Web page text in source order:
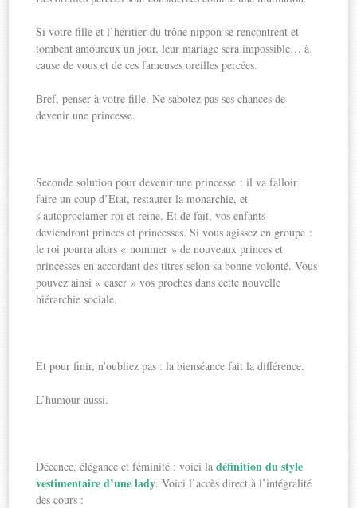
Si votre fille et l’héritier du trône nippon se rencontrent et
tombent amoureux un jour, leur mariage sera impossible… à
cause de vous et de ces fameuses oreilles percées.
Bref, penser à votre fille. Ne sabotez pas ses chances de
devenir une princesse.
Seconde solution pour devenir une princesse : il va falloir
faire un coup d’Etat, restaurer la monarchie, et
s’autoproclamer roi et reine. Et de fait, vos enfants
deviendront princes et princesses. Si vous agissez en groupe :
le roi pourra alors « nommer » de nouveaux princes et
princesses en accordant des titres selon sa bonne volonté. Vous
pouvez ainsi « caser » vos proches dans cette nouvelle
hiérarchie sociale.
Et pour finir, n’oubliez pas : la bienséance fait la différence.
L’humour aussi.
Décence, élégance et féminité : voici ladéfinition du style
vestimentaire d’une lady. Voici l’accès direct à l’intégralité
des cours :